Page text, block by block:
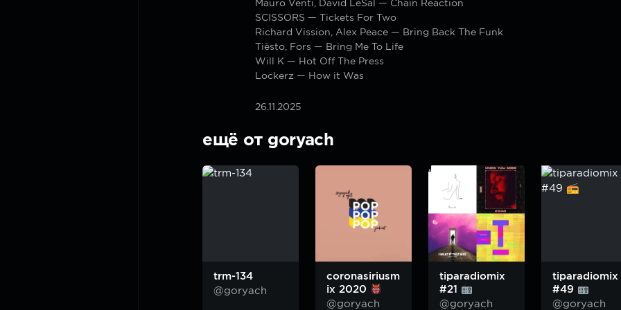
Mauro Venti, David LeSal — Chain Reaction
SCISSORS — Tickets For Two
Richard Vission, Alex Peace — Bring Back The Funk
Tiësto, Fors — Bring Me To Life
Will K — Hot Off The Press
Lockerz — How it Was
26.11.2025
ещё от goryach
trm-134
@goryach
coronasiriusm
ix 2020
@goryach
tiparadiomix
#21
@goryach
tiparadiomix
#49
@goryach